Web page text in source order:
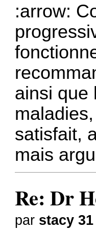
:arrow:
ainsi que
satisfait,
mais
Re: Dr
par stacy 31